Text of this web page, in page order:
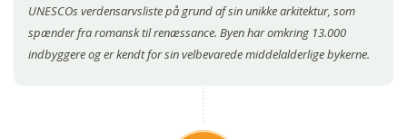
UNESCOs verdensarvsliste på grund af sin unikke arkitektur, som
spænder fra romansk til renæssance. Byen har omkring 13.000
indbyggere og er kendt for sin velbevarede middelalderlige bykerne.